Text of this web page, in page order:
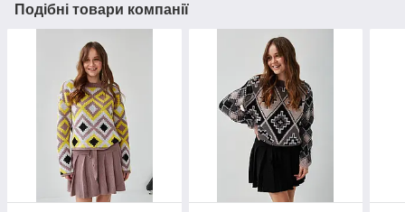
Подібні товари компанії